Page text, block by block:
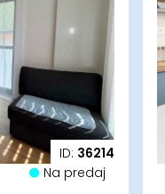
ID: 36214
Na predaj